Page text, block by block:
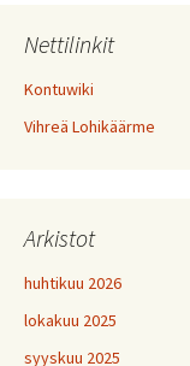
Nettilinkit
Kontuwiki
Vihreä Lohikäärme
Arkistot
huhtikuu 2026
lokakuu 2025
syyskuu 2025